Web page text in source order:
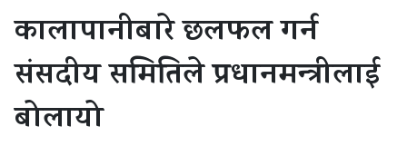
कालापानीबारे छलफल गर्न
संसदीय समितिले प्रधानमन्त्रीलाई
बोलायो